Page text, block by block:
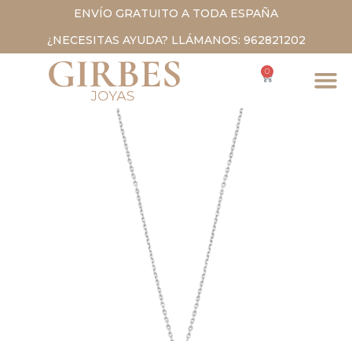
ENVÍO GRATUITO A TODA ESPAÑA
¿NECESITAS AYUDA? LLÁMANOS: 962821202
0